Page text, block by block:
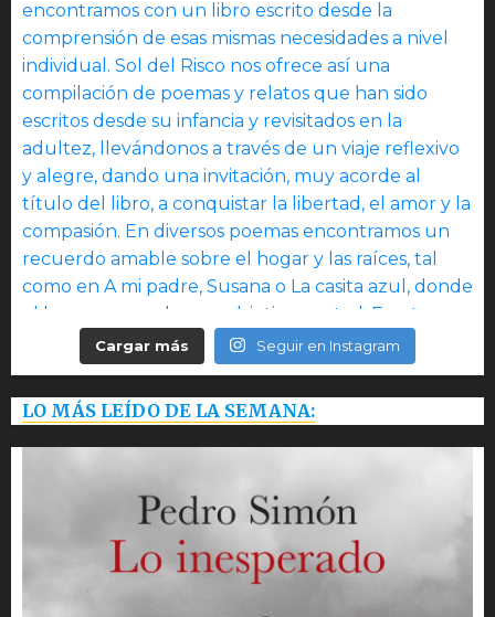
Cargar más Seguir en Instagram
LO MÁS LEÍDO DE LA SEMANA: